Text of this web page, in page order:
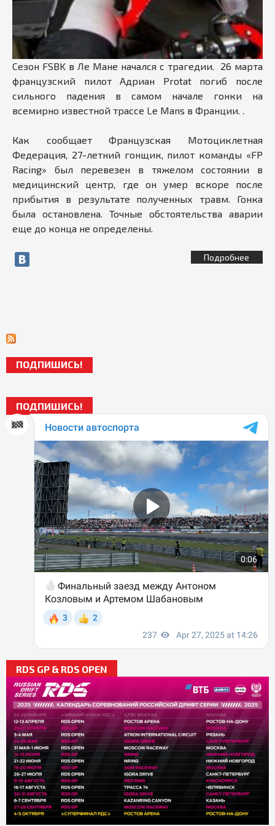
Сезон FSBK в Ле Мане начался с трагедии. 26 марта
французский пилот Адриан Protat погиб после
сильного падения в самом начале гонки на
всемирно известной трассе Le Mans в Франции. .
Как сообщает Французская Мотоциклетная
Федерация, 27-летний гонщик, пилот команды «FP
Racing» был перевезен в тяжелом состоянии в
медицинский центр, где он умер вскоре после
прибытия в результате полученных травм. Гонка
была остановлена. Точные обстоятельства аварии
еще до конца не определены.
Подробнее
ПОДПИШИСЬ!
ПОДПИШИСЬ!
RDS GP & RDS OPEN